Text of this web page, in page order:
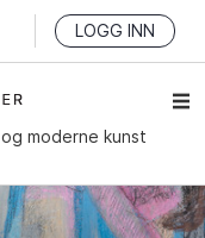
LOGG INN
moderne kunst